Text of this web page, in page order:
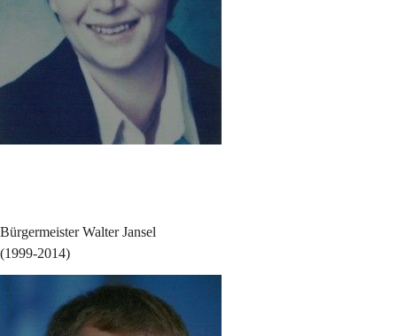
Bürgermeister Walter Jansel
(1999-2014)